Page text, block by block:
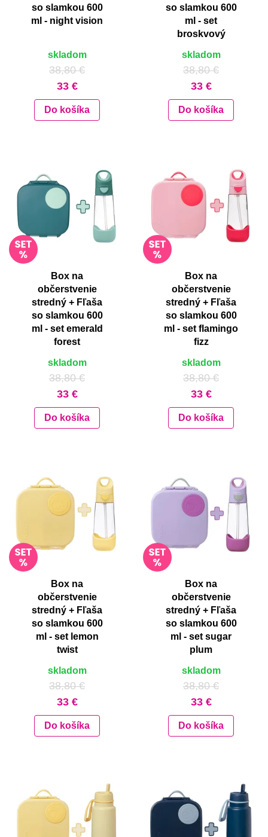
so slamkou 600
ml - night vision
skladom
38,80 €
33 €
Do košíka
so slamkou 600
ml - set
broskvový
skladom
38,80 €
33 €
Do košíka
Box na
občerstvenie
stredný + Fľaša
so slamkou 600
ml - set emerald
forest
skladom
38,80 €
33 €
Do košíka
Box na
občerstvenie
stredný + Fľaša
so slamkou 600
ml - set flamingo
fizz
skladom
38,80 €
33 €
Do košíka
Box na
občerstvenie
stredný + Fľaša
so slamkou 600
ml - set lemon
twist
skladom
38,80 €
33 €
Do košíka
Box na
občerstvenie
stredný + Fľaša
so slamkou 600
ml - set sugar
plum
skladom
38,80 €
33 €
Do košíka